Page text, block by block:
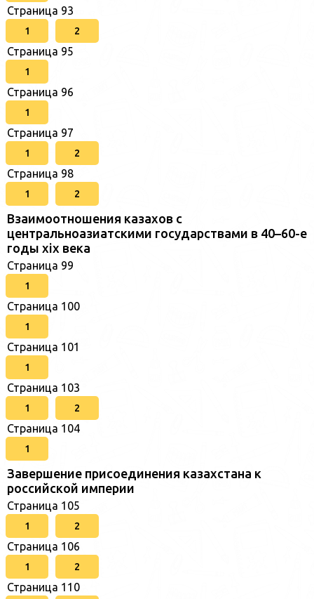
Страница 93
1 2
Страница 95
1
Страница 96
1
Страница 97
1 2
Страница 98
1 2
Взаимоотношения казахов с
центральноазиатскими государствами в 40–60-е
годы xix века
Страница 99
1
Страница 100
1
Страница 101
1
Страница 103
1 2
Страница 104
1
Завершение присоединения казахстана к
российской империи
Страница 105
1 2
Страница 106
1 2
Страница 110